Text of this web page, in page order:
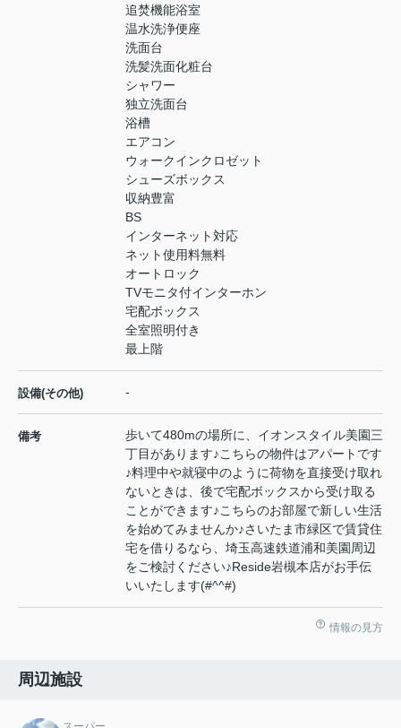
追焚機能浴室
温水洗浄便座
洗面台
洗髪洗面化粧台
シャワー
独立洗面台
浴槽
エアコン
ウォークインクロゼット
シューズボックス
収納豊富
BS
インターネット対応
ネット使用料無料
オートロック
TVモニタ付インターホン
宅配ボックス
全室照明付き
最上階
設備(その他) -
備考
歩いて480mの場所に、イオンスタイル美園三
丁目があります♪こちらの物件はアパートです
♪料理中や就寝中のように荷物を直接受け取れ
ないときは、後で宅配ボックスから受け取る
ことができます♪こちらのお部屋で新しい生活
を始めてみませんか♪さいたま市緑区で賃貸住
宅を借りるなら、埼玉高速鉄道浦和美園周辺
をご検討ください♪Reside岩槻本店がお手伝
いいたします(#^^#)
情報の見方
周辺施設